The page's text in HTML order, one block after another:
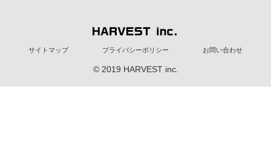
サイトマップ プライバシーポリシー お問い合わせ
© 2019 HARVEST inc.